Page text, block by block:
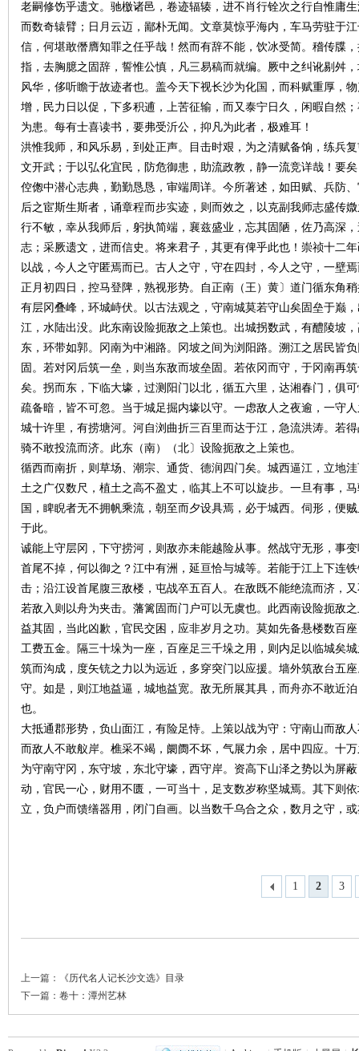
老嗣修饬乎遗文。驰檄诸邑，卷迹辐辏，进不肖行铨次之行自惟庸
而数奇辕臂；日月云迈，鄙朴无闻。文章莫惊乎海内，车马劳驻于
信，何堪敢僭膺知罪之任乎哉！然而有辞不能，饮冰受简。稽传牒
指，去胸臆之固辞，誓惟公慎，凡三易稿而就编。厥中之纠讹剔舛
风华，侈听瞻于故迹者也。盖今天下视长沙为化国，而科赋重厚，
增，民力日以促，下多积逋，上苦征输，而又泰宁日久，闲暇自然
为患。每有士喜读书，要弗受沂公，抑凡为此者，极难耳！
洪惟我师，和风乐易，到处正声。目击时艰，为之清赋备饷，练兵
文开武；于以弘化宜民，防危御患，助流政教，静一流竞详哉！要
倥偬中潜心志典，勤勤恳恳，审端周详。今所著述，如田赋、兵防
后之宦斯生斯者，诵章程而步实迹，则而效之，以克副我师志盛传
行不敏，幸从我师后，躬执简端，襄兹盛业，忘其固陋，佐乃高深
志；采厥遗文，进而信史。将来君子，其更有俾乎此也！崇祯十二
以战，今人之守匿焉而已。古人之守，守在四封，今人之守，一壁
正月初四日，控马登陴，熟视形势。自正南（王）黄〕道门循东角
有层冈叠峰，环城峙伏。以古法观之，守南城莫若守山矣固垒于巅
江，水陆出没。此东南设险扼敌之上策也。出城拐数武，有醴陵坡
东，环带如郭。冈南为中湘路。冈坡之间为浏阳路。溯江之居民皆
固。若对冈后筑一垒，则当东敌而坡垒固。若依冈而守，于冈南再
矣。拐而东，下临大壕，过测阳门以北，循五六里，达湘春门，俱
疏备暗，皆不可忽。当于城足掘内壕以守。一虑敌人之夜逾，一守
城十许里，有捞塘河。河自浏曲折三百里而达于江，急流洪涛。若
骑不敢投流而济。此东（南）（北〕设险扼敌之上策也。
循西而南折，则草场、潮宗、通货、德润四门矣。城西逼江，立地
土之广仅数尺，植土之高不盈丈，临其上不可以旋步。一旦有事，
国，睥睨者无不拥帆乘流，朝至而夕设具焉，必于城西。伺形，便
于此。
诚能上守层冈，下守捞河，则敌亦未能越险从事。然战守无形，事
首尾不掉，何以御之？江中有洲，延亘恰与城等。若能于江上下连
击；沿江设首尾腹三敌楼，屯战卒五百人。在敌既不能绝流而济，
若敌入则以舟为夹击。藩篱固而门户可以无虞也。此西南设险扼敌
益其固，当此凶歉，官民交困，应非岁月之功。莫如先备悬楼数百
工费五金。隔三十垛为一座，百座足三千垛之用，则内足以临城矣
筑而沟成，度矢铳之力以为远近，多穿突门以应援。墙外筑敌台五
守。如是，则江地益逼，城地益宽。敌无所展其具，而舟亦不敢近
也。
大抵通郡形势，负山面江，有险足恃。上策以战为守：守南山而敌
而敌人不敢舣岸。樵采不竭，阛阓不坏，气展力余，居中四应。十
为守南守冈，东守坡，东北守壕，西守岸。资高下山泽之势以为屏
动，官民一心，财用不匮，一可当十，足支数岁称坚城焉。其下则
立，负户而馈缮器用，闭门自画。以当数千乌合之众，数月之守，
1 2 3
上一篇：
《历代名人记长沙文选》目录
下一篇： 卷十：潭州艺林